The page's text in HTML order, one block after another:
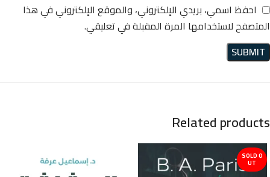
احفظ اسمي، بريدي الإلكتروني، والموقع الإلكتروني في هذا
المتصفح لاستخدامها المرة المقبلة في تعليقي.
Related products
SOLD O
UT